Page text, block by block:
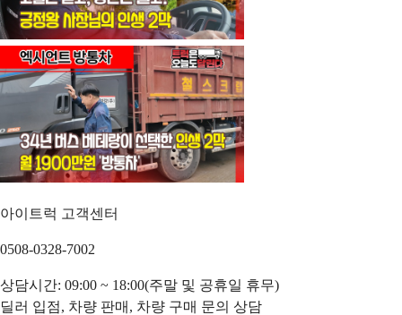
아이트럭 고객센터
0508-0328-7002
상담시간: 09:00 ~ 18:00(주말 및 공휴일 휴무)
딜러 입점, 차량 판매, 차량 구매 문의 상담